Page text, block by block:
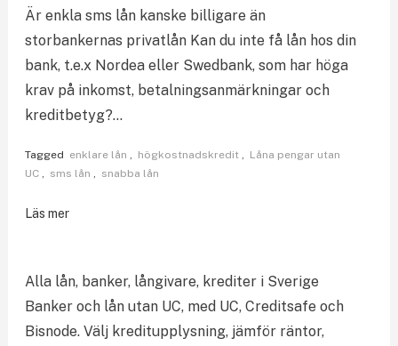
Är enkla sms lån kanske billigare än
storbankernas privatlån Kan du inte få lån hos din
bank, t.e.x Nordea eller Swedbank, som har höga
krav på inkomst, betalningsanmärkningar och
kreditbetyg?…
Tagged enklare lån högkostnadskredit
Låna pengar utan
UC
sms lån snabba lån
Läs mer
Alla lån, banker, långivare, krediter i Sverige
Banker och lån utan UC, med UC, Creditsafe och
Bisnode. Välj kreditupplysning, jämför räntor,